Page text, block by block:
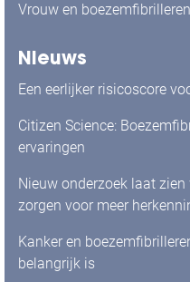
Vrouw en boezemfibrilleren
Nieuws
Een eerlijker risicoscore
Citizen Science:
ervaringen
Nieuw onderzoek laat
zorgen voor meer
Kanker en
belangrijk is